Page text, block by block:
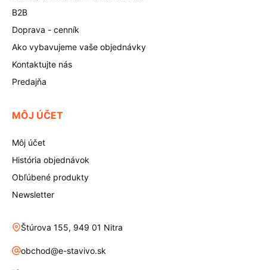
B2B
Doprava - cenník
Ako vybavujeme vaše objednávky
Kontaktujte nás
Predajňa
MÔJ ÚČET
Môj účet
História objednávok
Obľúbené produkty
Newsletter
Štúrova 155, 949 01 Nitra
obchod@e-stavivo.sk